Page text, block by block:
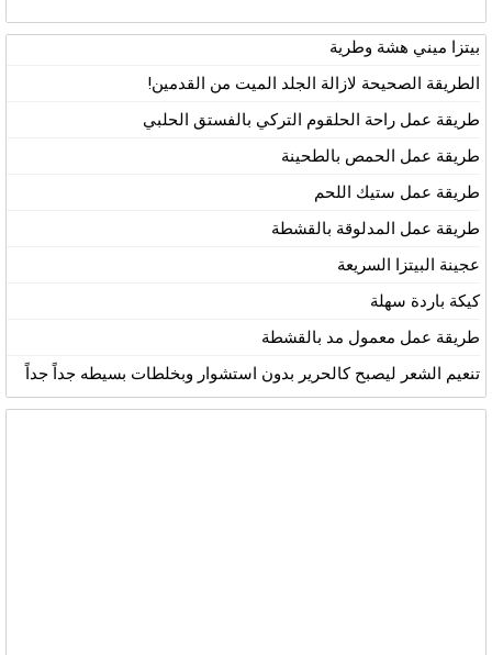
بيتزا ميني هشة وطرية
الطريقة الصحيحة لازالة الجلد الميت من القدمين!
طريقة عمل راحة الحلقوم التركي بالفستق الحلبي
طريقة عمل الحمص بالطحينة
طريقة عمل ستيك اللحم
طريقة عمل المدلوقة بالقشطة
عجينة البيتزا السريعة
كيكة باردة سهلة
طريقة عمل معمول مد بالقشطة
تنعيم الشعر ليصبح كالحرير بدون استشوار وبخلطات بسيطه جداً جداً